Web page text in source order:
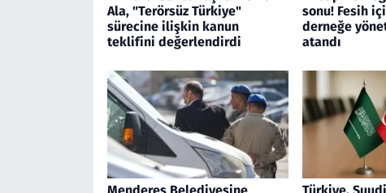
Ala, "Terörsüz Türkiye"
sürecine ilişkin kanun
teklifini değerlendirdi
sonu! Fesih
derneğe
atandı
Menderes Belediyesine
Türkiye,